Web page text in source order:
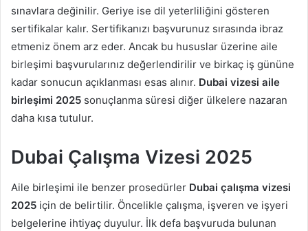
sınavlara değinilir. Geriye ise dil yeterliliğini gösteren
sertifikalar kalır. Sertifikanızı başvurunuz sırasında ibraz
etmeniz önem arz eder. Ancak bu hususlar üzerine aile
birleşimi başvurularınız değerlendirilir ve birkaç iş gününe
kadar sonucun açıklanması esas alınır. Dubai vizesi aile
birleşimi 2025 sonuçlanma süresi diğer ülkelere nazaran
daha kısa tutulur.
Dubai Çalışma Vizesi 2025
Aile birleşimi ile benzer prosedürler Dubai çalışma vizesi
2025 için de belirtilir. Öncelikle çalışma, işveren ve işyeri
belgelerine ihtiyaç duyulur. İlk defa başvuruda bulunan